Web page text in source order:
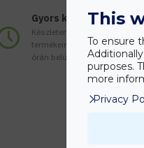
Gyors kiszállítás
Készleten lévő
termékeinket akár 24
órán belül megkaphatod!
This
To ensure
purposes.
more
Privacy